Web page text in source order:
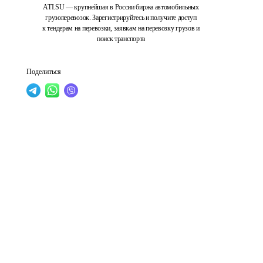
ATI.SU — крупнейшая в России биржа автомобильных
грузоперевозок. Зарегистрируйтесь и получите доступ
к тендерам на перевозки, заявкам на перевозку грузов и
поиск транспорта
Поделиться